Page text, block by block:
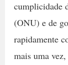
cumplicidade
(ONU) e de
rapidamente
mais uma